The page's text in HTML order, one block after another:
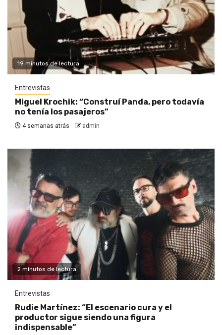
19 minutos de lectura
Entrevistas
Miguel Krochik: “Construí Panda, pero todavía
no tenía los pasajeros”
4 semanas atrás admin
2 minutos de lectura
Entrevistas
Rudie Martínez: “El escenario cura y el
productor sigue siendo una figura
indispensable”